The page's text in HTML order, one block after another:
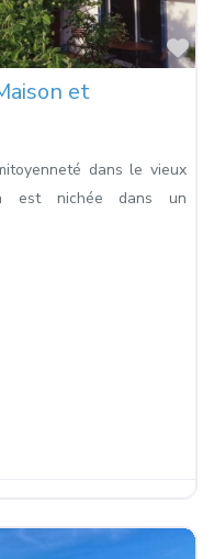
et
dans le vieux
est nichée dans un